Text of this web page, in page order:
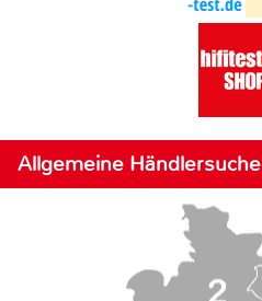
Allgemeine Händlersuche